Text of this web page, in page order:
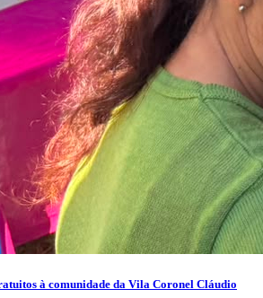
à comunidade da Vila Coronel Cláudio